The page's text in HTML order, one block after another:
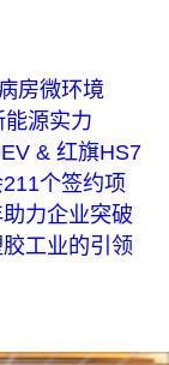
房微环境
源实力
& 红旗HS7
个签约项
力企业突破
工业的引领